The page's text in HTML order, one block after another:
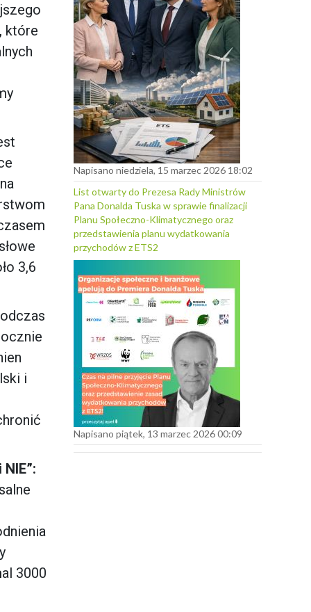
które
3,6
i
3000
Napisano niedziela, 15 marzec 2026 18:02
List otwarty do Prezesa Rady Ministrów
Pana Donalda Tuska w sprawie finalizacji
Planu Społeczno-Klimatycznego oraz
przedstawienia planu wydatkowania
przychodów z ETS2
Napisano piątek, 13 marzec 2026 00:09